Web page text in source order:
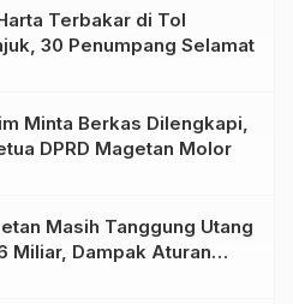
Terbakar di Tol
30 Penumpang Selamat
Minta Berkas Dilengkapi,
DPRD Magetan Molor
Masih Tanggung Utang
Miliar, Dampak Aturan
Tekanan Fiskal